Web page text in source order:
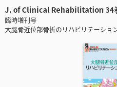
J. of Clinical Rehabilitation 34巻
臨時増刊号
大腿骨近位部骨折のリハビリテーショ